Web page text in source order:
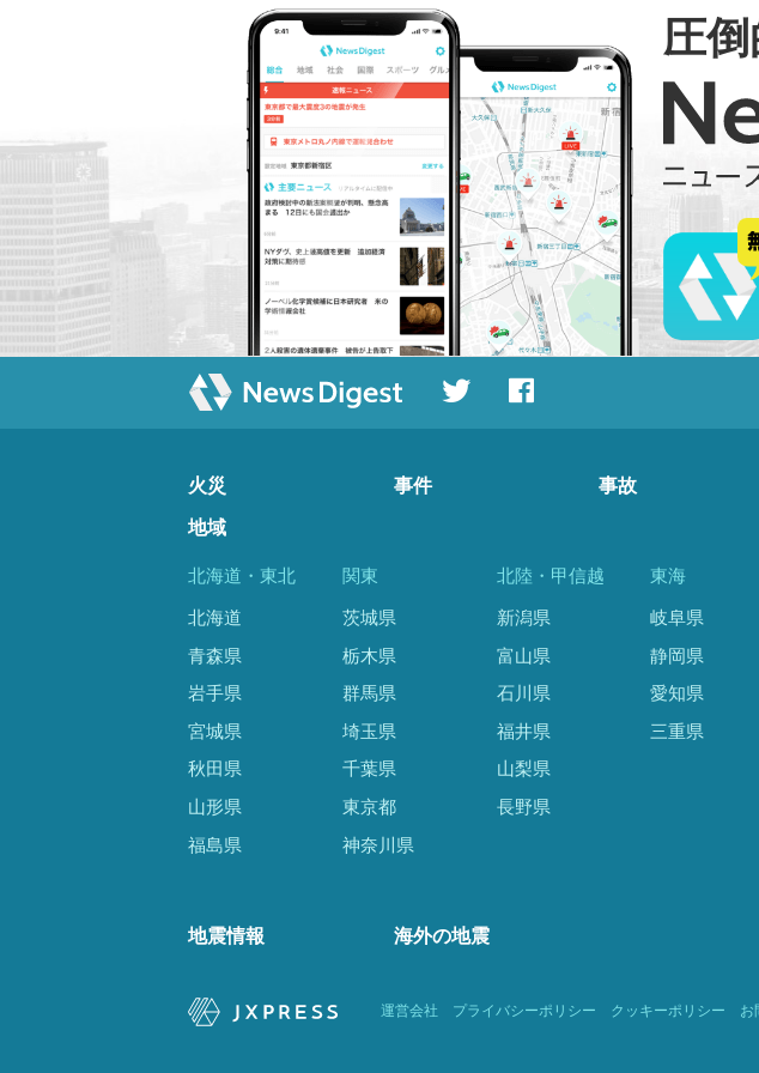
圧
火災 事件 事故
地域
北海道・東北
北海道
青森県
岩手県
宮城県
秋田県
山形県
福島県
関東
茨城県
栃木県
群馬県
埼玉県
千葉県
東京都
神奈川県
北陸・甲信越
新潟県
富山県
石川県
福井県
山梨県
長野県
東海
岐阜県
静岡県
愛知県
三重県
地震情報 海外の地震
運営会社 プライバシーポリシー クッキーポリシー お